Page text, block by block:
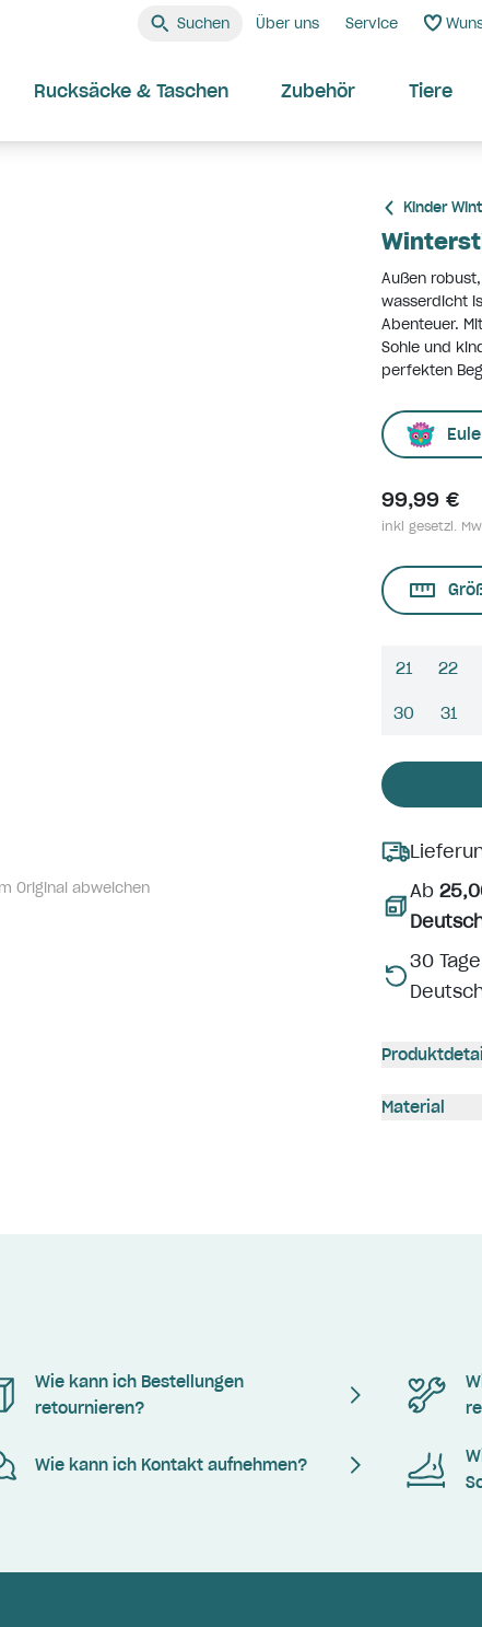
Suchen Über uns Service
Rucksäcke & Taschen Zubehör Tiere
Original abweichen
Kinder
Außen
wasserdicht
Abenteuer.
Sohle und
perfekten
Eule
99,99 €
inkl gesetzl.
21 22
30 31
Ab
30
Material
Wie kann ich Bestellungen
retournieren?
Wie kann ich Kontakt aufnehmen?